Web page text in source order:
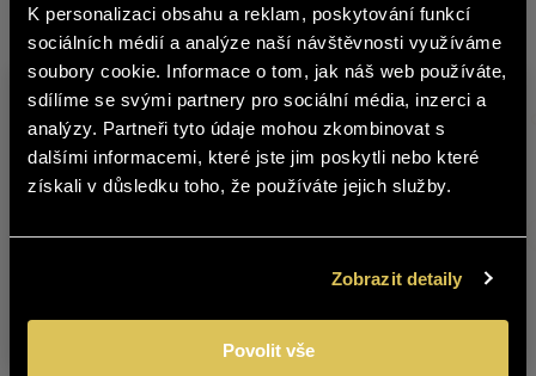
K personalizaci obsahu a reklam, poskytování funkcí
sociálních médií a analýze naší návštěvnosti využíváme
soubory cookie. Informace o tom, jak náš web používáte,
sdílíme se svými partnery pro sociální média, inzerci a
analýzy. Partneři tyto údaje mohou zkombinovat s
dalšími informacemi, které jste jim poskytli nebo které
získali v důsledku toho, že používáte jejich služby.
Zobrazit detaily
Povolit vše
Other products from this brand
SAUVIGNON 2022
LATE HARVEST
čeština
The content of BOHEMIA SEKT website
is not suitable for people under 18
years of age.
NO